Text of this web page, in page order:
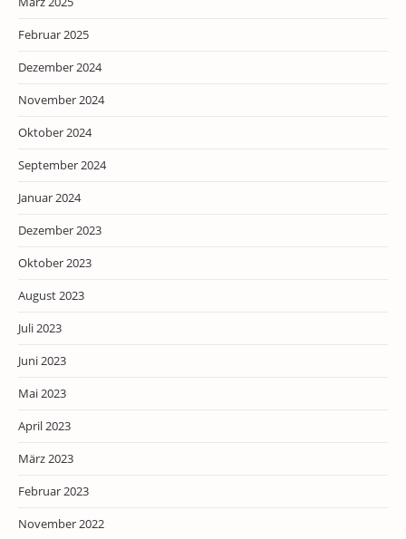
Februar 2025
Dezember 2024
November 2024
Oktober 2024
September 2024
Januar 2024
Dezember 2023
Oktober 2023
August 2023
Juli 2023
Juni 2023
Mai 2023
April 2023
März 2023
Februar 2023
November 2022